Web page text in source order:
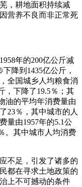
，耕地面积持续减
营养不良而非正常死
年的200亿公斤减
降到1435亿公斤，
全国城乡人均粮食消
，下降了19.5％；其
油的平均年消费量由
23％，其中城市的人
量由1957年的5.1公
。其中城市人均消费
不足，引发了诸多的
都在寻求土地政策的
上不可撼动的条件